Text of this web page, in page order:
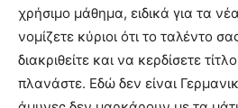
χρήσιμο μάθημα, ειδικά για τα
νομίζετε κύριοι ότι το ταλέντο
διακριθείτε και να κερδίσετε
πλανάστε. Εδώ δεν είναι